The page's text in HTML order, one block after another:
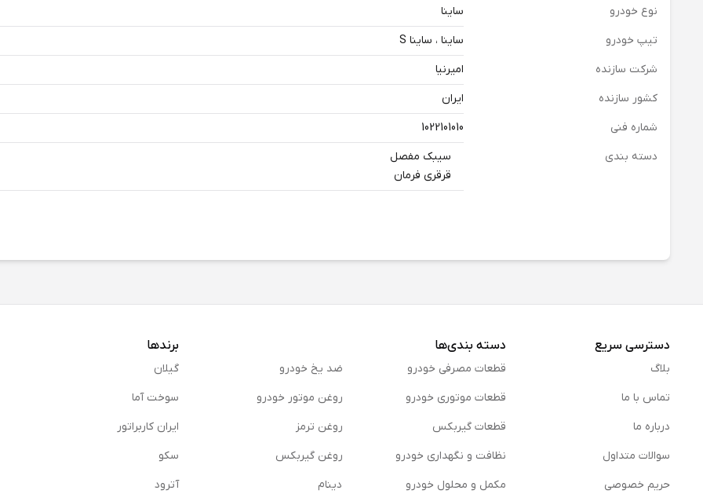
نوع خودرو
ساینا
تیپ خودرو
ساینا ، ساینا S
شرکت سازنده
امیرنیا
کشور سازنده
ایران
شماره فنی
1022101010
دسته بندی
سیبک مفصل
قرقری فرمان
دسترسی سریع
بلاگ
تماس با ما
درباره ما
سوالات متداول
حریم خصوصی
دسته بندی‌ها
قطعات مصرفی خودرو
قطعات موتوری خودرو
قطعات گیربکس
نظافت و نگهداری خودرو
مكمل و محلول خودرو
ضد یخ خودرو
روغن موتور خودرو
روغن ترمز
روغن گیربكس
دینام
برندها
گیلان
سوخت آما
ایران کاربراتور
سکو
آترود